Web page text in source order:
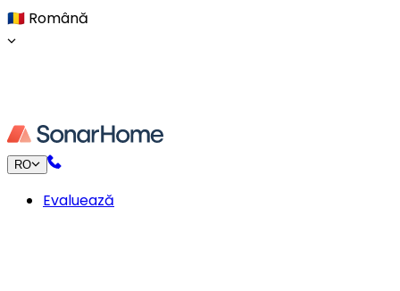
🇷🇴 Română
RO
Evaluează